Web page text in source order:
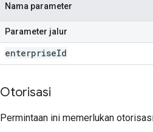
Nama parameter
Parameter jalur
enterpriseId
Otorisasi
Permintaan ini memerlukan